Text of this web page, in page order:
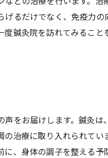
るだけでなく、免疫力
度鍼灸院を訪れてみるこ
声をお届けします。鍼灸
の治療に取り入れられて
に、身体の調子を整える